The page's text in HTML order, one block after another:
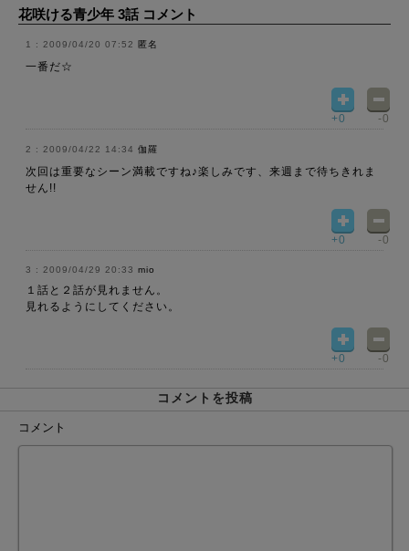
花咲ける青少年 3話 コメント
2009/04/20 07:52 匿名
一番だ☆
+0 -0
2009/04/22 14:34 伽羅
次回は重要なシーン満載ですね♪楽しみです、来週まで待ちきれま
せん!!
+0 -0
2009/04/29 20:33 mio
１話と２話が見れません。
見れるようにしてください。
+0 -0
コメントを投稿
コメント